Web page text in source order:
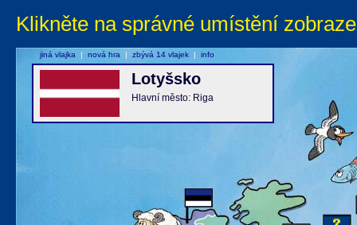
Klikněte na správné umístění
Lotyšsko
Hlavní město: Riga
jiná vlajka | nová hra | zbývá 14 vlajek | info